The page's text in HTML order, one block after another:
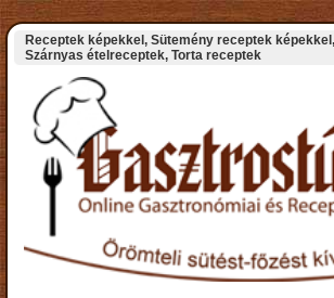
Receptek képekkel, Sütemény receptek
Szárnyas ételreceptek, Torta receptek